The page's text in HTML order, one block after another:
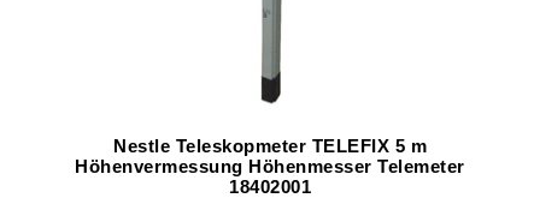
Nestle Teleskopmeter TELEFIX 5 m
Höhenvermessung Höhenmesser Telemeter
18402001